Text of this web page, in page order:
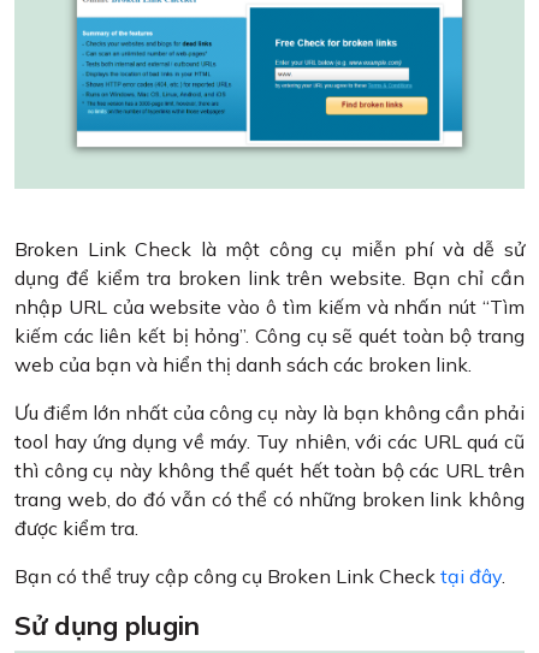
Broken Link Check là một công cụ miễn phí và dễ sử
dụng để kiểm tra broken link trên website. Bạn chỉ cần
nhập URL của website vào ô tìm kiếm và nhấn nút “Tìm
kiếm các liên kết bị hỏng”. Công cụ sẽ quét toàn bộ trang
web của bạn và hiển thị danh sách các broken link.
Ưu điểm lớn nhất của công cụ này là bạn không cần phải
tool hay ứng dụng về máy. Tuy nhiên, với các URL quá cũ
thì công cụ này không thể quét hết toàn bộ các URL trên
trang web, do đó vẫn có thể có những broken link không
được kiểm tra.
Bạn có thể truy cập công cụ Broken Link Check tại đây.
Sử dụng plugin